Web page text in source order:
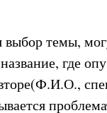
выбор темы,
где